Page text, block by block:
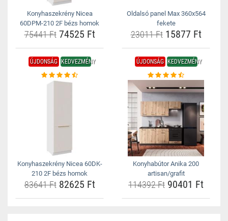
Konyhaszekrény Nicea
60DPM-210 2F bézs homok
75441 Ft74525 Ft
Oldalsó panel Max 360x564
fekete
23011 Ft15877 Ft
ÚJDONSÁG KEDVEZMÉNY
Konyhaszekrény Nicea 60DK-
210 2F bézs homok
83641 Ft82625 Ft
ÚJDONSÁG KEDVEZMÉNY
Konyhabútor Anika 200
artisan/grafit
114392 Ft 90401 Ft